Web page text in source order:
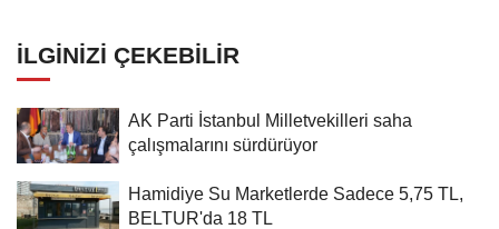
İLGINIZI ÇEKEBILIR
AK Parti İstanbul Milletvekilleri saha
çalışmalarını sürdürüyor
Hamidiye Su Marketlerde Sadece 5,75 TL,
BELTUR'da 18 TL